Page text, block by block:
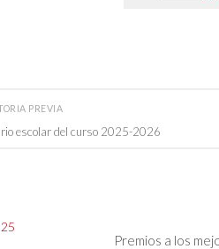
PREVIA
escolar del curso 2025-2026
Premios a los